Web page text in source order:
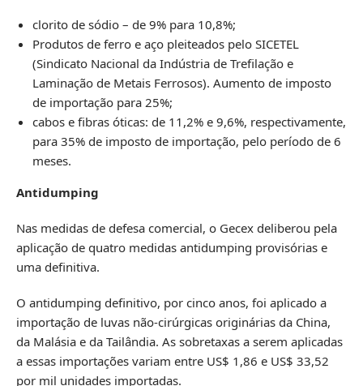
clorito de sódio – de 9% para 10,8%;
Produtos de ferro e aço pleiteados pelo SICETEL
(Sindicato Nacional da Indústria de Trefilação e
Laminação de Metais Ferrosos). Aumento de imposto
de importação para 25%;
cabos e fibras óticas: de 11,2% e 9,6%, respectivamente,
para 35% de imposto de importação, pelo período de 6
meses.
Antidumping
Nas medidas de defesa comercial, o Gecex deliberou pela
aplicação de quatro medidas antidumping provisórias e
uma definitiva.
O antidumping definitivo, por cinco anos, foi aplicado a
importação de luvas não-cirúrgicas originárias da China,
da Malásia e da Tailândia. As sobretaxas a serem aplicadas
a essas importações variam entre US$ 1,86 e US$ 33,52
por mil unidades importadas.